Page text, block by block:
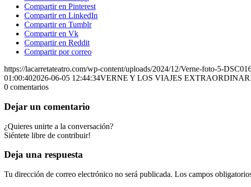
Compartir en Pinterest
Compartir en LinkedIn
Compartir en Tumblr
Compartir en Vk
Compartir en Reddit
Compartir por correo
https://lacarretateatro.com/wp-content/uploads/2024/12/Verne-foto-5-
01:00:402026-06-05 12:44:34VERNE Y LOS VIAJES
0 comentarios
Dejar un comentario
¿Quieres unirte a la conversación?
Siéntete libre de contribuir!
Deja una respuesta
Tu dirección de correo electrónico no será publicada. Los campos